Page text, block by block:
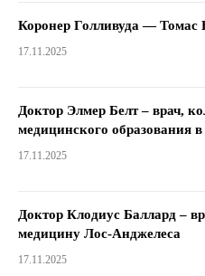
Коронер Голливуда — Томас
17.11.2025
Доктор Элмер Белт – врач,
медицинского образования
17.11.2025
Доктор Клодиус Баллард –
медицину Лос-Анджелеса
17.11.2025